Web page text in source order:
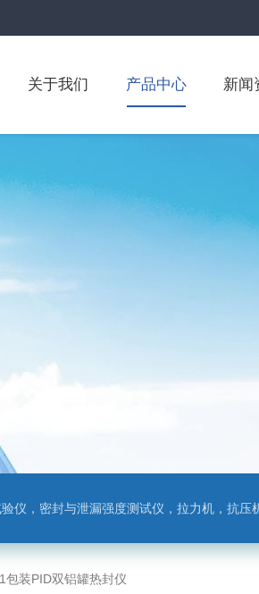
关于我们 产品中心 新闻
机，热封试验仪，摩擦系数仪，剥离力测试仪，医药包装检测仪，冲击试验仪，安瓿
包装PID双铝罐热封仪